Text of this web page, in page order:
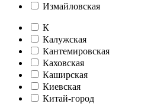
Измайловская
К
Калужская
Кантемировская
Каховская
Каширская
Киевская
Китай-город